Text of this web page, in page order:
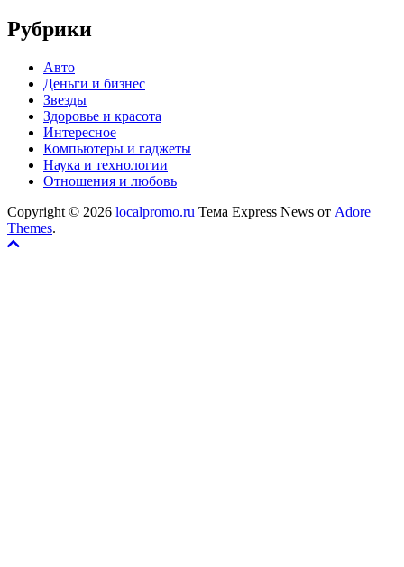
Рубрики
Авто
Деньги и бизнес
Звезды
Здоровье и красота
Интересное
Компьютеры и гаджеты
Наука и технологии
Отношения и любовь
Copyright © 2026 localpromo.ru Тема Express News от Adore
Themes.